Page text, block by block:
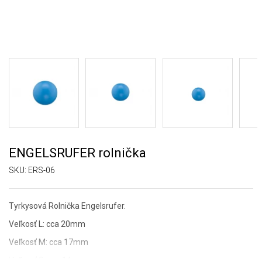
ENGELSRUFER rolnička
SKU: ERS-06
Tyrkysová Rolnička Engelsrufer.
Veľkosť L: cca 20mm
Veľkosť M: cca 17mm